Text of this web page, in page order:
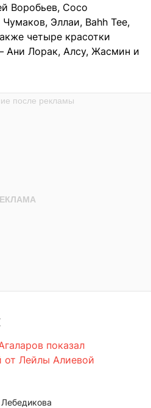
Воробьев, Сосо
Эллаи, Bahh Tee,
четыре красотки
Ани Лорак, Алсу, Жасмин и
показал
от Лейлы Алиевой